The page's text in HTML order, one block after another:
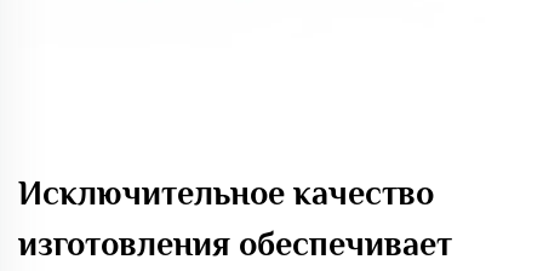
Исключительное качество
изготовления обеспечивает